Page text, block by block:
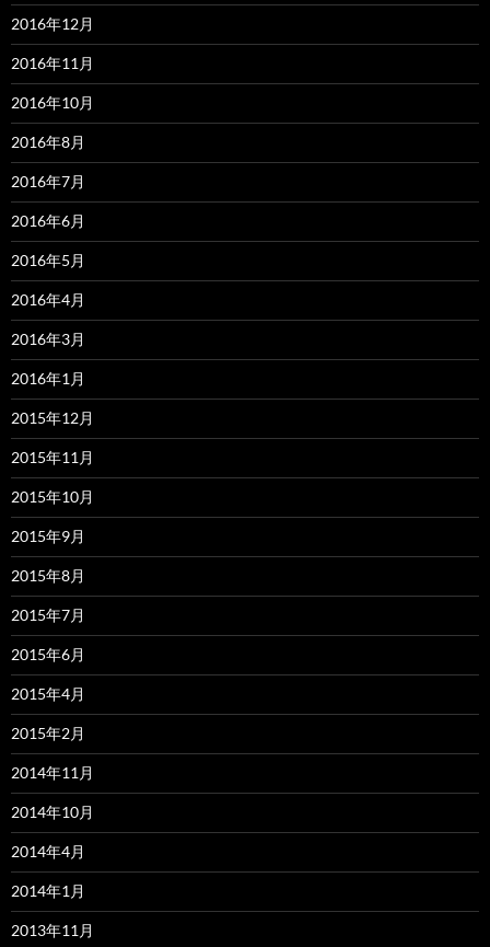
2016年12月
2016年11月
2016年10月
2016年8月
2016年7月
2016年6月
2016年5月
2016年4月
2016年3月
2016年1月
2015年12月
2015年11月
2015年10月
2015年9月
2015年8月
2015年7月
2015年6月
2015年4月
2015年2月
2014年11月
2014年10月
2014年4月
2014年1月
2013年11月